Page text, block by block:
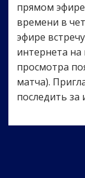
прямом
времени в
эфире
интернета на
просмотра
матча).
последить за